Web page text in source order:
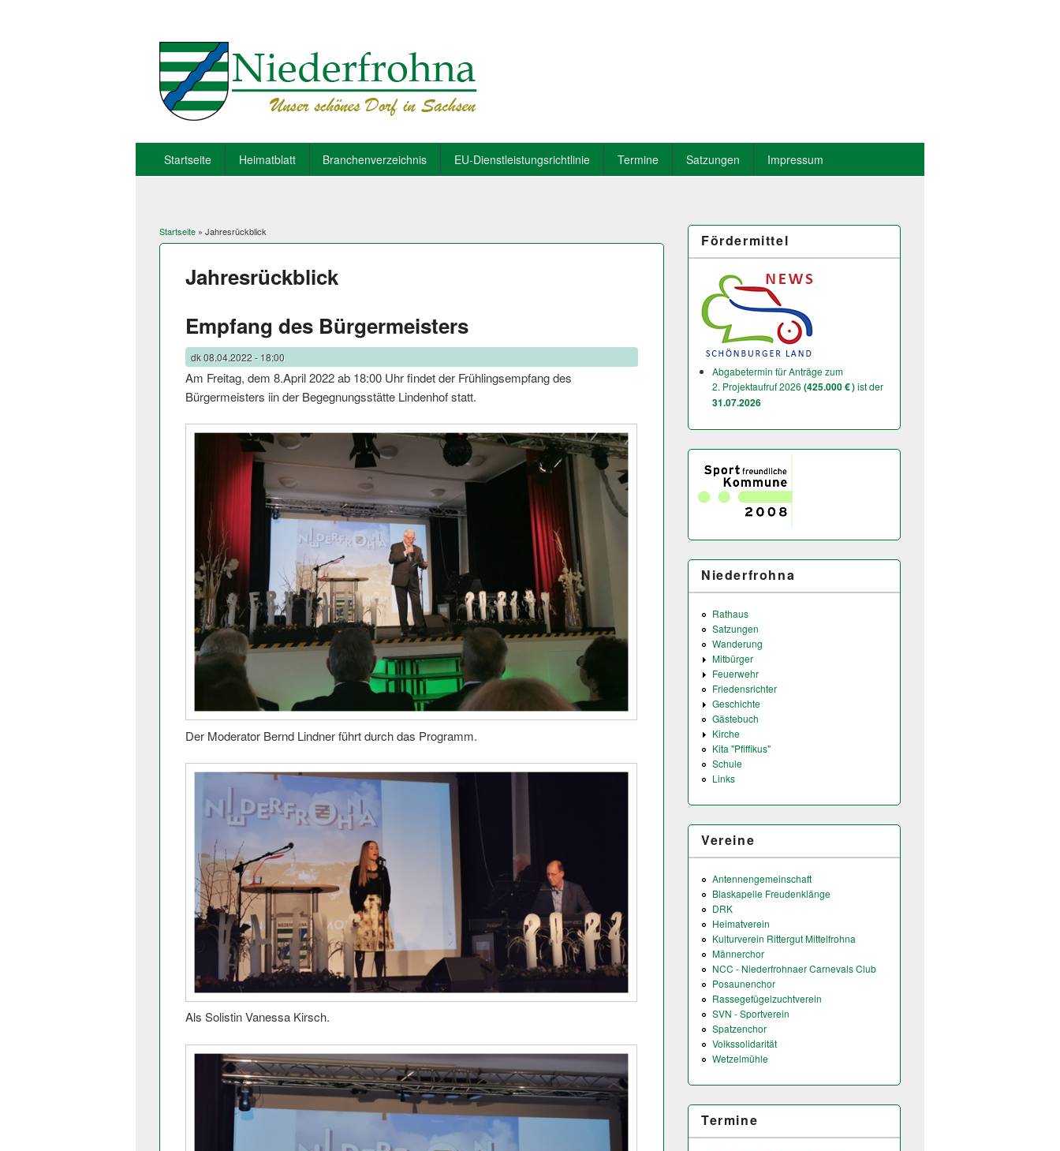
Startseite Heimatblatt Branchenverzeichnis EU-Dienstleistungsrichtlinie Termine Satzungen Impressum
Sie sind hier
Startseite » Jahresrückblick
Jahresrückblick
Empfang des Bürgermeisters
dk08.04.2022 - 18:00
Am Freitag, dem 8.April 2022 ab 18:00 Uhr findet der Frühlingsempfang des
Bürgermeisters iin der Begegnungsstätte Lindenhof statt.
Der Moderator Bernd Lindner führt durch das Programm.
Als Solistin Vanessa Kirsch.
Fördermittel
Abgabetermin für Anträge zum
2. Projektaufruf 2026 (425.000 € )ist der
31.07.2026
Niederfrohna
Rathaus
Satzungen
Wanderung
Mitbürger
Feuerwehr
Friedensrichter
Geschichte
Gästebuch
Kirche
Kita "Pfiffikus"
Schule
Links
Vereine
Antennengemeinschaft
Blaskapelle Freudenklänge
DRK
Heimatverein
Kulturverein Rittergut Mittelfrohna
Männerchor
NCC - Niederfrohnaer Carnevals Club
Posaunenchor
Rassegefügelzuchtverein
SVN - Sportverein
Spatzenchor
Volkssolidarität
Wetzelmühle
Termine